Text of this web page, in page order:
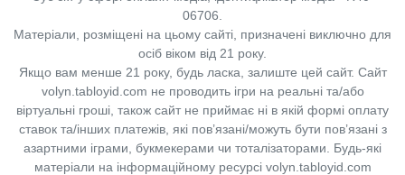
06706.
Матеріали, розміщені на цьому сайті, призначені виключно для
осіб віком від 21 року.
Якщо вам менше 21 року, будь ласка, залиште цей сайт. Сайт
volyn.tabloyid.com не проводить ігри на реальні та/або
віртуальні гроші, також сайт не приймає ні в якій формі оплату
ставок та/інших платежів, які пов’язані/можуть бути пов’язані з
азартними іграми, букмекерами чи тоталізаторами. Будь-які
матеріали на інформаційному ресурсі volyn.tabloyid.com